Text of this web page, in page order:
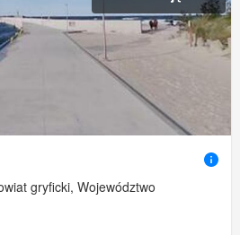
gryficki, Województwo